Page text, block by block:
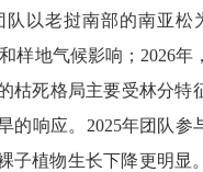
队以老挝南部的南亚松
样地气候影响； 2026年
枯死格局主要受林分特
的响应。 2025年团队参
子植物生长下降更明显